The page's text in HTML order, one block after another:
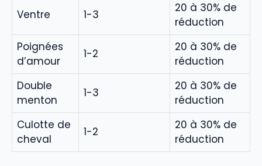
Ventre 1-3
20 à 30% de
réduction
Poignées
d’amour
1-2
20 à 30% de
réduction
Double
menton
1-3
20 à 30% de
réduction
Culotte de
cheval
1-2
20 à 30% de
réduction